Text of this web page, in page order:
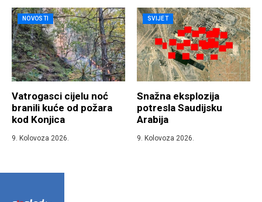
NOVOSTI
Vatrogasci cijelu noć
branili kuće od požara
kod Konjica
9. Kolovoza 2026.
SVIJET
Snažna eksplozija
potresla Saudijsku
Arabija
9. Kolovoza 2026.